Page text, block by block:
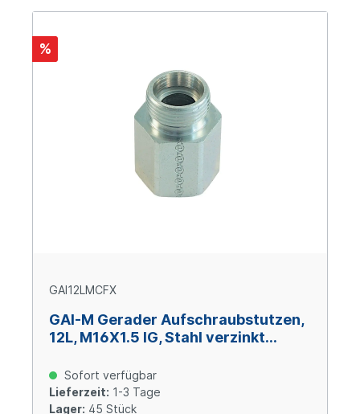
%
GAI12LMCFX
GAI-M Gerader Aufschraubstutzen,
12L, M16X1.5 IG, Stahl verzinkt
Sofort verfügbar
Lieferzeit: 1-3 Tage
Lager: 45 Stück